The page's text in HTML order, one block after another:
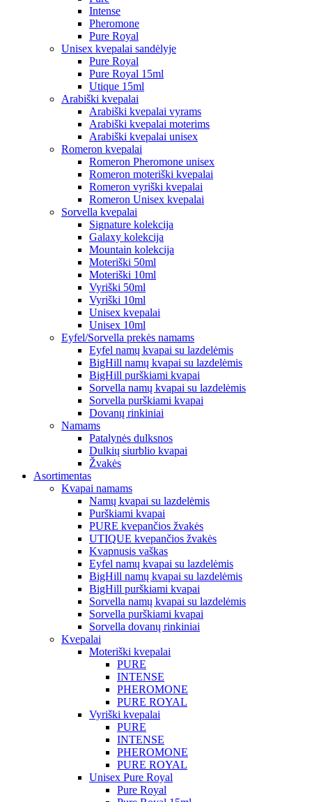
Intense
Pheromone
Pure Royal
Unisex kvepalai sandėlyje
Pure Royal
Pure Royal 15ml
Utique 15ml
Arabiški kvepalai
Arabiški kvepalai vyrams
Arabiški kvepalai moterims
Arabiški kvepalai unisex
Romeron kvepalai
Romeron Pheromone unisex
Romeron moteriški kvepalai
Romeron vyriški kvepalai
Romeron Unisex kvepalai
Sorvella kvepalai
Signature kolekcija
Galaxy kolekcija
Mountain kolekcija
Moteriški 50ml
Moteriški 10ml
Vyriški 50ml
Vyriški 10ml
Unisex kvepalai
Unisex 10ml
Eyfel/Sorvella prekės namams
Eyfel namų kvapai su lazdelėmis
BigHill namų kvapai su lazdelėmis
BigHill purškiami kvapai
Sorvella namų kvapai su lazdelėmis
Sorvella purškiami kvapai
Dovanų rinkiniai
Namams
Patalynės dulksnos
Dulkių siurblio kvapai
Žvakės
Asortimentas
Kvapai namams
Namų kvapai su lazdelėmis
Purškiami kvapai
PURE kvepančios žvakės
UTIQUE kvepančios žvakės
Kvapnusis vaškas
Eyfel namų kvapai su lazdelėmis
BigHill namų kvapai su lazdelėmis
BigHill purškiami kvapai
Sorvella namų kvapai su lazdelėmis
Sorvella purškiami kvapai
Sorvella dovanų rinkiniai
Kvepalai
Moteriški kvepalai
PURE
INTENSE
PHEROMONE
PURE ROYAL
Vyriški kvepalai
PURE
INTENSE
PHEROMONE
PURE ROYAL
Unisex Pure Royal
Pure Royal